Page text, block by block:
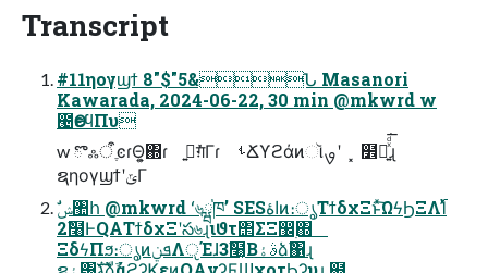
Transcript
#11ηογϣϯ 8"$"5&Ն Masanori
Kawarada, 2024-06-22, 30 min @mkwrd w
౤ӨεϥΠυ
w ొஃऀ ֶͼɾΘ͍͕΍ɾ ࢥ͍ग़ͮ͘Γɾ ࢀՃϒϩάͷૉࡐʹ ͓໾ཱ͍ͯͩ͘͞ɻ
ຊηογϣϯʹݶΓ
2ࣾ໨ͰQAΤϯδχΞʹస৬ɻιϑτ΢ΣΞ඼࣭΍
ΞδϟΠϧ։ൃͷܦݧΛੵΈɺ3ࣾ໨͔Βࣄۀձࣾ΁ɻ